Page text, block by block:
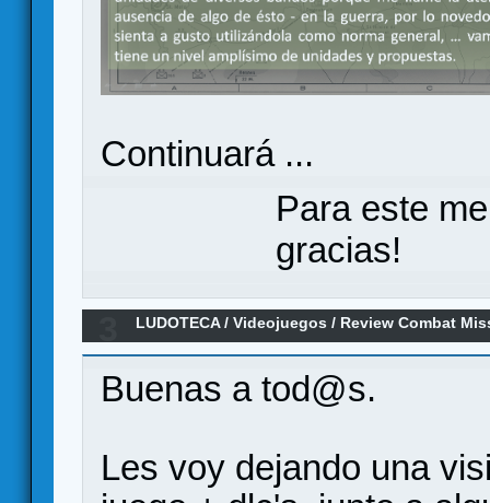
Continuará ...
Para este
gracias!
LUDOTECA/Videojuegos / Review Combat
Buenas a tod@s.
Les voy dejando una